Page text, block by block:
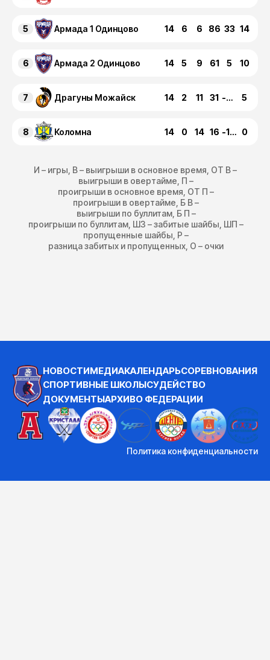
5 Армада 1 Одинцово 14 6 6 86 33 14
6 Армада 2 Одинцово 14 5 9 61 5 10
7 Драгуны Можайск 14 2 11 31 -69 5
8 Коломна 14 0 14 16 -165 0
И – игры, В – выигрыши в основное время, ОТ В –
выигрыши в овертайме, П –
проигрыши в основное время, ОТ П –
проигрыши в овертайме, Б В –
выигрыши по буллитам, Б П –
проигрыши по буллитам, ШЗ – забитые шайбы, ШП –
пропущенные шайбы, Р –
разница забитых и пропущенных, О – очки
НОВОСТИМЕДИАКАЛЕНДАРЬСОРЕВНОВАНИЯ
СПОРТИВНЫЕ ШКОЛЫСУДЕЙСТВО
ДОКУМЕНТЫАРХИВО ФЕДЕРАЦИИ
Политика конфиденциальности